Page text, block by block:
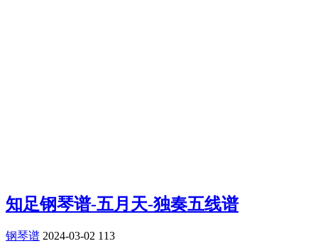
知足钢琴谱-五月天-独奏五线谱
钢琴谱 2024-03-02 113